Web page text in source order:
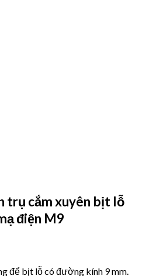
trụ cắm xuyên bịt lỗ
điện M9
để bịt lỗ có đường kính 9 mm.